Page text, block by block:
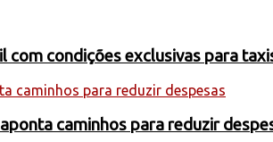
com condições exclusivas para
caminhos para reduzir